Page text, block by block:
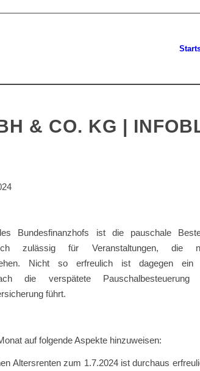
& CO. KG |
Bundesfinanzhofs ist die pauschale
zulässig für Veranstaltungen, die
Nicht so erfreulich ist dagegen
die verspätete
führt.
auf folgende Aspekte hinzuweisen:
Altersrenten zum 1.7.2024 ist durchaus